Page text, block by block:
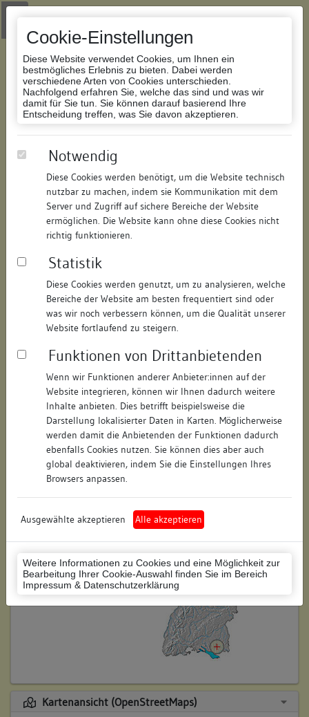
Cookie-Einstellungen
Diese Website verwendet Cookies, um Ihnen ein
bestmögliches Erlebnis zu bieten. Dabei werden
verschiedene Arten von Cookies unterschieden.
Nachfolgend erfahren Sie, welche das sind und was wir
damit für Sie tun. Sie können darauf basierend Ihre
Entscheidung treffen, was Sie davon akzeptieren.
Notwendig
Diese Cookies werden benötigt, um die Website technisch
nutzbar zu machen, indem sie Kommunikation mit dem
Server und Zugriff auf sichere Bereiche der Website
ermöglichen. Die Website kann ohne diese Cookies nicht
richtig funktionieren.
Statistik
Diese Cookies werden genutzt, um zu analysieren, welche
Bereiche der Website am besten frequentiert sind oder
was wir noch verbessern können, um die Qualität unserer
Website fortlaufend zu steigern.
Funktionen von Drittanbietenden
Wenn wir Funktionen anderer Anbieter:innen auf der
Website integrieren, können wir Ihnen dadurch weitere
Inhalte anbieten. Dies betrifft beispielsweise die
Darstellung lokalisierter Daten in Karten. Möglicherweise
werden damit die Anbietenden der Funktionen dadurch
ebenfalls Cookies nutzen. Sie können dies aber auch
global deaktivieren, indem Sie die Einstellungen Ihres
Browsers anpassen.
Ausgewählte akzeptieren Alle akzeptieren
Weitere Informationen zu Cookies und eine Möglichkeit zur
Bearbeitung Ihrer Cookie-Auswahl finden Sie im Bereich
Impressum & Datenschutzerklärung
Zur Navigation springen
Zum Inhalt der Website springen
Datenbank Bauforschung/Restaurierung
164560995016/Datum:02.04.2012
Datenbestand:
Bauforschung
Als PDF herunterladen:
Objektdaten
Straße: Kirchstraße
Hausnummer: 1
Postleitzahl: 88212
Stadt-Teilort: Ravensburg
Regierungsbezirk: Tübingen
Ravensburg (Landkreis)
Wohnplatzschlüssel: 8436064109
Flurstücknummer: keine
Historischer Straßenname: keiner
Lage des Wohnplatzes:
Kartenansicht (OpenStreetMaps)